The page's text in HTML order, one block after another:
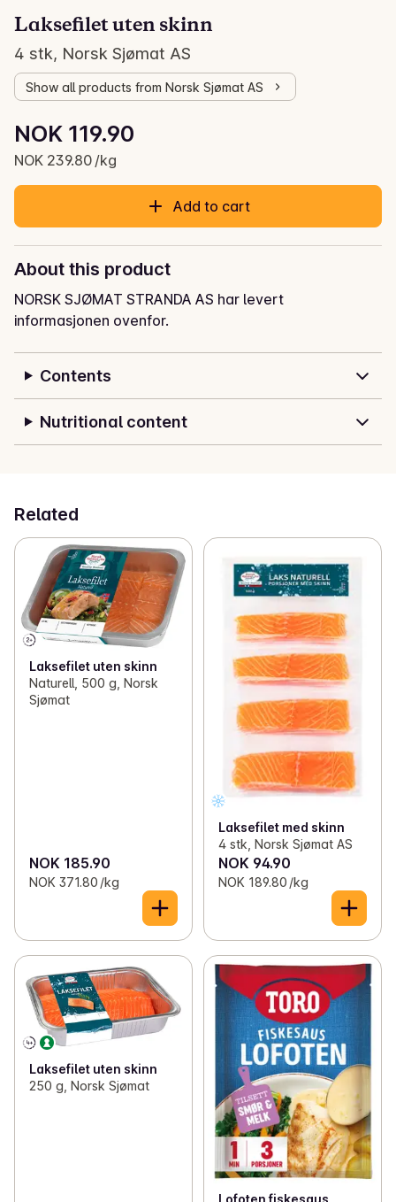
Laksefilet uten skinn
4 stk, Norsk Sjømat AS
Show all products from Norsk Sjømat AS
Current price is: NOK 119.90
NOK 119.90
NOK 239.80 /kg
Unit price: NOK 239.80 /kg
Add to cart
About this product
NORSK SJØMAT STRANDA AS har levert
informasjonen ovenfor.
Contents
Nutritional content
Related
Laksefilet uten skinn
Naturell, 500 g, Norsk
Sjømat
NOK 185.90
NOK 371.80 /kg
Laksefilet med skinn
4 stk, Norsk Sjømat AS
NOK 94.90
NOK 189.80 /kg
Laksefilet uten skinn
250 g, Norsk Sjømat
Lofoten fiskesaus